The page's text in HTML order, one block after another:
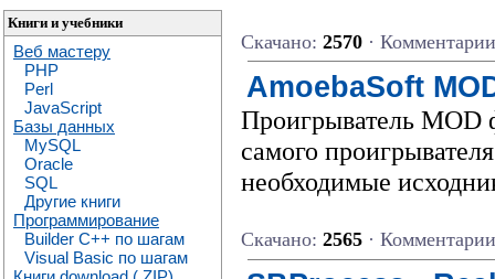
Книги и учебники
Веб мастеру
PHP
Perl
JavaScript
Базы данных
MySQL
Oracle
SQL
Другие книги
Программирование
Builder C++ по шагам
Visual Basic по шагам
Скачано: 2570 ·
AmoebaSoft
Проигрыватель
самого
необходимые
Скачано: 2565 ·